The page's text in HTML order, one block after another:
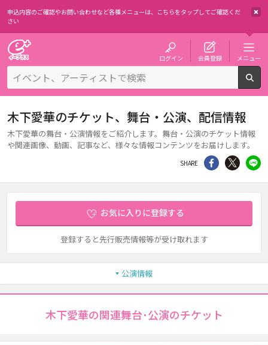
申込内容のご確認やお問い合わせなど各種メニューは、 こちらをタップしてご確認くだ
さい
ログイン 会員登録 メニュー
木下愛華のチケット、舞台・公演、配信情報
木下愛華の舞台・公演情報をご紹介します。舞台・公演のチケット情報
や関連画像、動画、記事など、様々な情報コンテンツをお届けします。
SHARE シェア Twitter
お気に入りに登録する
登録すると先行販売情報等が受け取れます
公演情報
木下愛華の関連舞台･公演のチケット